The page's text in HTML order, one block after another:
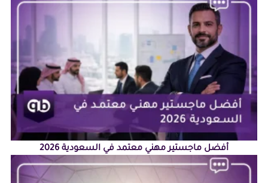
أفضل ماجستير مهني معتمد في السعودية 2026